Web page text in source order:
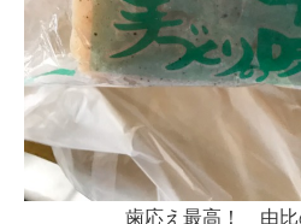
歯応え最高！ 由比